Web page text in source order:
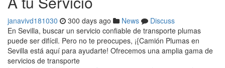
janavivd181030 300 days ago News
Discuss
En Sevilla, buscar un servicio confiable de transporte plumas
puede ser difícil. Pero no te preocupes, ¡{Camión Plumas en
Sevilla está aquí para ayudarte! Ofrecemos una amplia gama de
servicios de transporte